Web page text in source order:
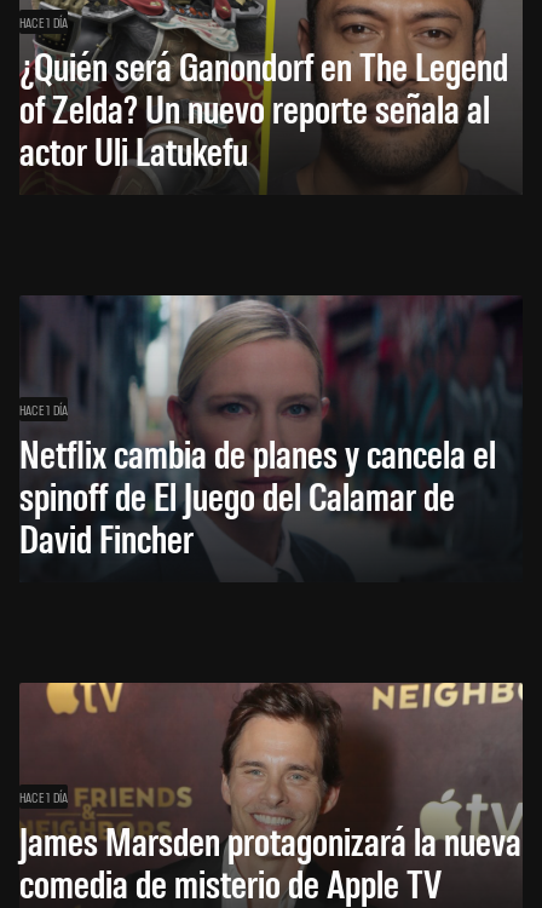
HACE 1 DÍA
¿Quién será Ganondorf en The Legend
of Zelda? Un nuevo reporte señala al
actor Uli Latukefu
HACE 1 DÍA
Netflix cambia de planes y cancela el
spinoff de El Juego del Calamar de
David Fincher
HACE 1 DÍA
James Marsden protagonizará la nueva
comedia de misterio de Apple TV